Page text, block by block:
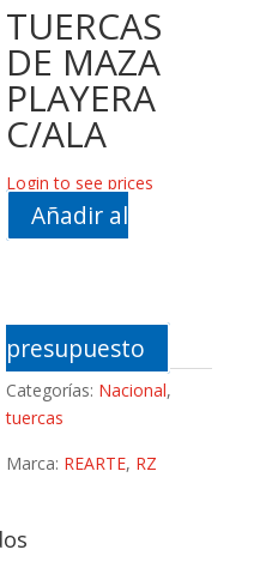
TUERCAS
DE MAZA
PLAYERA
C/ALA
Login to see prices
Añadir al
presupuesto
Categorías: Nacional,
tuercas
Marca: REARTE, RZ